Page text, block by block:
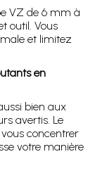
VZ de 6 mm à
outil. Vous
et limitez
en
bien aux
avertis. Le
concentrer
votre manière